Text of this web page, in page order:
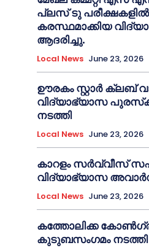
പ്ലസ് ടു പരീക്ഷകളിൽ
കരസ്ഥമാക്കിയ
ആദരിച്ചു.
Local News June 23, 2026
ഊരകം സ്റ്റാർ ക്ലബ്
വിദ്യാഭ്യാസ
നടത്തി
Local News June 23, 2026
കാറളം സർവ്വീസ്
വിദ്യാഭ്യാസ
Local News June 23, 2026
കത്തോലിക്ക
കുടുബസംഗമം നടത്തി